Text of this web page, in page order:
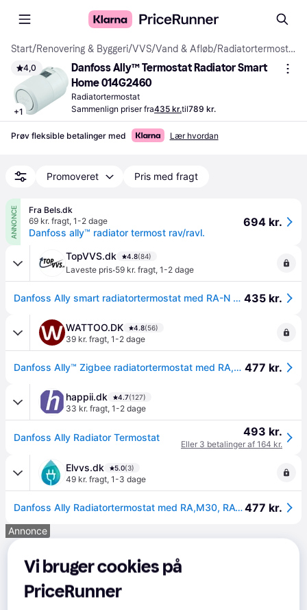
Start/Renovering & Byggeri/VVS/Vand & Afløb/ Radiatortermostater
4,0
+1
Danfoss Ally™ Termostat Radiator Smart
Home 014G2460
Radiatortermostat
Sammenlign priser fra435 kr.til789 kr.
Prøv fleksible betalinger med Lær hvordan
Promoveret Pris med fragt
ANNONCE
Fra Bels.dk
69 kr. fragt, 1-2 dage
Danfoss ally™ radiator termost rav/ravl.
694 kr.
TopVVS.dk 4.8(84)
Laveste pris·59 kr. fragt, 1-2 dage
Danfoss Ally smart radiatortermostat med RA-N + M30 + RAV og RAVL adapter 435 kr.
WATTOO.DK 4.8(56)
39 kr. fragt, 1-2 dage
Danfoss Ally™ Zigbee radiatortermostat med RA,M30, RAV og RAVL adapter 477 kr.
happii.dk 4.7(127)
33 kr. fragt, 1-2 dage
Danfoss Ally Radiator Termostat 493 kr.
Eller 3 betalinger af 164 kr.
Elvvs.dk 5.0(3)
49 kr. fragt, 1-3 dage
Danfoss Ally Radiatortermostat med RA,M30, RAV og RAVL adapter477 kr.
Annonce
Vi bruger cookies på
PriceRunner